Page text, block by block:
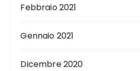
Febbraio 2021
Gennaio 2021
Dicembre 2020